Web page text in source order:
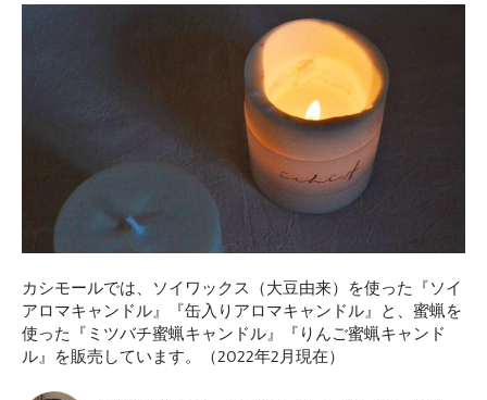
カシモールでは、ソイワックス（大豆由来）を使った『ソイ
アロマキャンドル』『缶入りアロマキャンドル』と、蜜蝋を
使った『ミツバチ蜜蝋キャンドル』『りんご蜜蝋キャンド
ル』を販売しています。（2022年2月現在）